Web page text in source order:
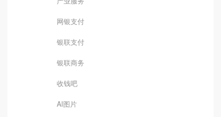
网银支付
银联支付
银联商务
收钱吧
AI图片